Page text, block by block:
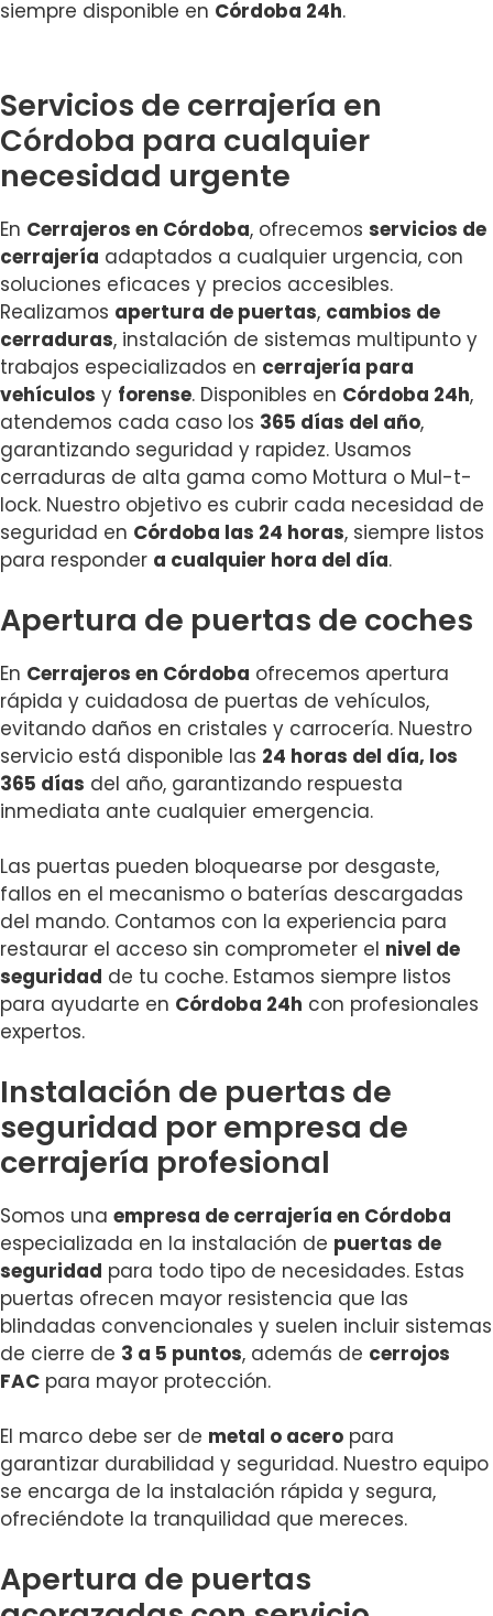
siempre disponible en Córdoba 24h.
Servicios de cerrajería en
Córdoba para cualquier
necesidad urgente
En Cerrajeros en Córdoba, ofrecemos servicios de
cerrajería adaptados a cualquier urgencia, con
soluciones eficaces y precios accesibles.
Realizamos apertura de puertas, cambios de
cerraduras, instalación de sistemas multipunto y
trabajos especializados en cerrajería para
vehículos y forense. Disponibles en Córdoba 24h,
atendemos cada caso los 365 días del año,
garantizando seguridad y rapidez. Usamos
cerraduras de alta gama como Mottura o Mul-t-
lock. Nuestro objetivo es cubrir cada necesidad de
seguridad en Córdoba las 24 horas, siempre listos
para responder a cualquier hora del día.
Apertura de puertas de coches
En Cerrajeros en Córdoba ofrecemos apertura
rápida y cuidadosa de puertas de vehículos,
evitando daños en cristales y carrocería. Nuestro
servicio está disponible las 24 horas del día, los
365 días del año, garantizando respuesta
inmediata ante cualquier emergencia.
Las puertas pueden bloquearse por desgaste,
fallos en el mecanismo o baterías descargadas
del mando. Contamos con la experiencia para
restaurar el acceso sin comprometer el nivel de
seguridad de tu coche. Estamos siempre listos
para ayudarte en Córdoba 24h con profesionales
expertos.
Instalación de puertas de
seguridad por empresa de
cerrajería profesional
Somos una empresa de cerrajería en Córdoba
especializada en la instalación de puertas de
seguridad para todo tipo de necesidades. Estas
puertas ofrecen mayor resistencia que las
blindadas convencionales y suelen incluir sistemas
de cierre de 3 a 5 puntos, además de cerrojos
FAC para mayor protección.
El marco debe ser de metal o acero para
garantizar durabilidad y seguridad. Nuestro equipo
se encarga de la instalación rápida y segura,
ofreciéndote la tranquilidad que mereces.
Apertura de puertas